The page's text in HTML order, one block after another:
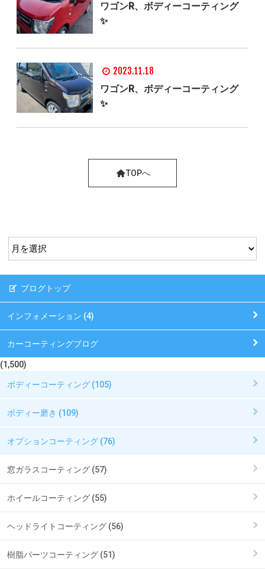
ワゴンR、ボディーコーティング
✨
2023.11.18
ワゴンR、ボディーコーティング
✨
TOPへ
ブログトップ
インフォメーション (4)
カーコーティングブログ
(1,500)
ボディーコーティング (105)
ボディー磨き (109)
オプションコーティング (76)
窓ガラスコーティング (57)
ホイールコーティング (55)
ヘッドライトコーティング (56)
樹脂パーツコーティング (51)